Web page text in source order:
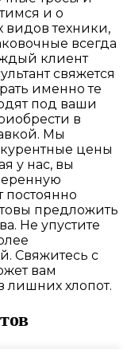
и о
видов техники,
всегда
клиент
свяжется
именно те
под ваши
в
Мы
цены
у нас, вы
предложить
Не упустите
Свяжитесь с
вам
лишних хлопот.